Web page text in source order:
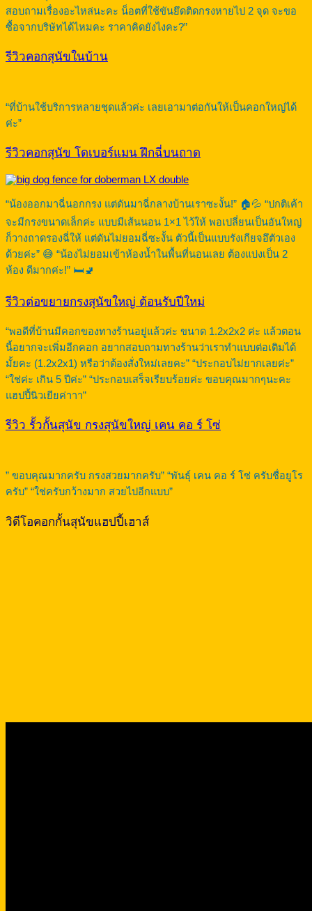
สอบถามเรื่องอะไหล่นะคะ น็อตที่ใช้ขันยึดติดกรงหายไป 2 จุด จะขอ
ซื้อจากบริษัทได้ไหมคะ ราคาคิดยังไงคะ?”
รีวิวคอกสุนัขในบ้าน
“ที่บ้านใช้บริการหลายชุดแล้วค่ะ เลยเอามาต่อกันให้เป็นคอกใหญ่ได้
ค่ะ”
รีวิวคอกสุนัข โดเบอร์แมน ฝึกฉี่บนถาด
“น้องออกมาฉี่นอกกรง แต่ดันมาฉี่กลางบ้านเราซะงั้น!” 🏠💦 “ปกติเค้า
จะมีกรงขนาดเล็กค่ะ แบบมีเส้นนอน 1×1 ไว้ให้ พอเปลี่ยนเป็นอันใหญ่
ก็วางถาดรองฉี่ให้ แต่ดันไม่ยอมฉี่ซะงั้น ตัวนี้เป็นแบบรังเกียจอึตัวเอง
ด้วยค่ะ” 😅 “น้องไม่ยอมเข้าห้องน้ำในพื้นที่นอนเลย ต้องแบ่งเป็น 2
ห้อง ดีมากค่ะ!” 🛏️🚽
รีวิวต่อขยายกรงสุนัขใหญ่ ต้อนรับปีใหม่
“พอดีที่บ้านมีคอกของทางร้านอยู่แล้วค่ะ ขนาด 1.2x2x2 ค่ะ แล้วตอน
นี้อยากจะเพิ่มอีกคอก อยากสอบถามทางร้านว่าเราทำแบบต่อเติมได้
มั้ยคะ (1.2x2x1) หรือว่าต้องสั่งใหม่เลยคะ” “ประกอบไม่ยากเลยค่ะ”
“ใช่ค่ะ เกิน 5 ปีค่ะ” “ประกอบเสร็จเรียบร้อยค่ะ ขอบคุณมากๆนะคะ
แฮปปี้นิวเยียค่าาา”
รีวิว รั้วกั้นสุนัข กรงสุนัขใหญ่ เคน คอ ร์ โซ่
” ขอบคุณมากครับ กรงสวยมากครับ” “พันธุ์ เคน คอ ร์ โซ่ ครับชื่อยูโร
ครับ” “ใช่ครับกว้างมาก สวยไปอีกแบบ”
วิดีโอคอกกั้นสุนัขแฮปปี้เฮาส์